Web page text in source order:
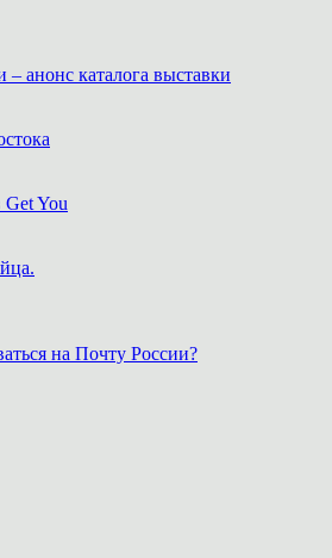
анонс каталога выставки
You
на Почту России?